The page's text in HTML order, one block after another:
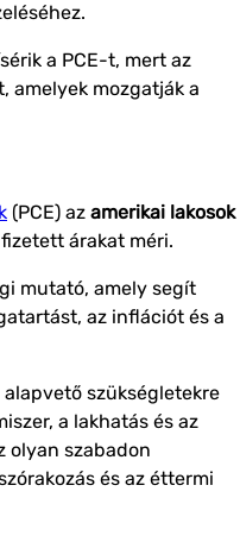
a PCE-t, mert az
amelyek mozgatják a
(PCE) az amerikai lakosok
árakat méri.
mutató, amely segít
az inflációt és a
szükségletekre
a lakhatás és az
olyan szabadon
és az éttermi